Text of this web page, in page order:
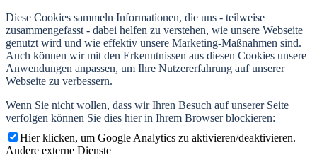
Diese Cookies sammeln Informationen, die uns - teilweise
zusammengefasst - dabei helfen zu verstehen, wie unsere Webseite
genutzt wird und wie effektiv unsere Marketing-Maßnahmen sind.
Auch können wir mit den Erkenntnissen aus diesen Cookies unsere
Anwendungen anpassen, um Ihre Nutzererfahrung auf unserer
Webseite zu verbessern.
Wenn Sie nicht wollen, dass wir Ihren Besuch auf unserer Seite
verfolgen können Sie dies hier in Ihrem Browser blockieren:
Hier klicken, um Google Analytics zu aktivieren/deaktivieren.
Andere externe Dienste